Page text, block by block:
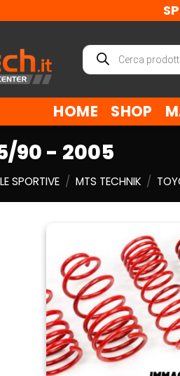
Ricerca
prodotti
HOME SHOP
90 - 2005
SPORTIVE / MTS TECHNIK /